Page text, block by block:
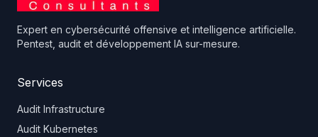
Expert en cybersécurité offensive et intelligence artificielle.
Pentest, audit et développement IA sur-mesure.
Services
Audit Infrastructure
Audit Kubernetes